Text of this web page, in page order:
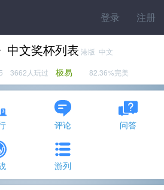
登录 注册
中文奖杯列表 港版 中文
3662人玩过 极易 82.36%完美
评论 问答
游列